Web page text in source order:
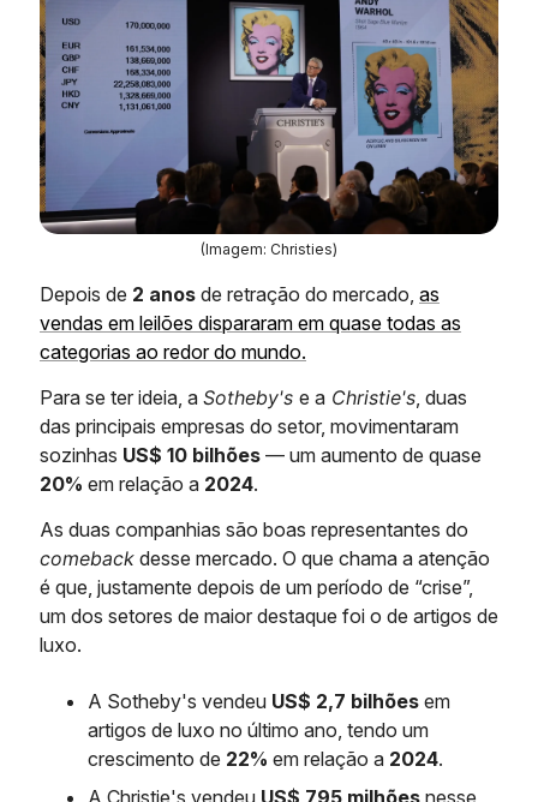
(Imagem: Christies)
Depois de 2 anos de retração do mercado, as
vendas em leilões dispararam em quase todas as
categorias ao redor do mundo.
Para se ter ideia, a Sotheby's e a Christie's, duas
das principais empresas do setor, movimentaram
sozinhas US$ 10 bilhões — um aumento de quase
20% em relação a 2024.
As duas companhias são boas representantes do
comeback desse mercado. O que chama a atenção
é que, justamente depois de um período de “crise”,
um dos setores de maior destaque foi o de artigos de
luxo.
A Sotheby's vendeu US$ 2,7 bilhões em
artigos de luxo no último ano, tendo um
crescimento de 22% em relação a 2024.